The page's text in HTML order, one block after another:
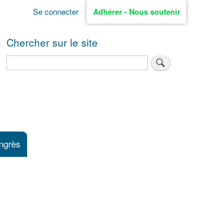
Se connecter Adhérer - Nous soutenir
Chercher sur le site